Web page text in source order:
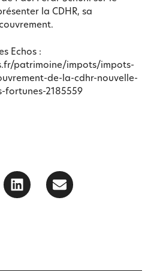
la CDHR, sa
Echos :
patrimoine/impots/impots-
de-la-cdhr-nouvelle-
fortunes-2185559